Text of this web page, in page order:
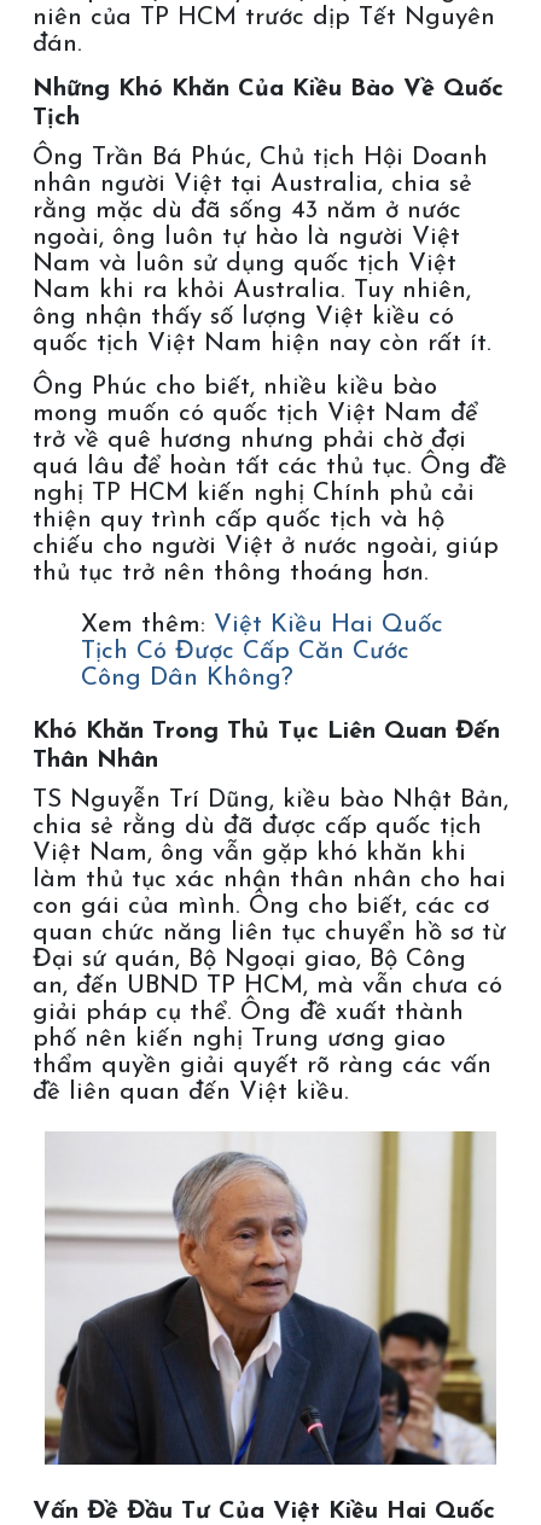
niên của TP HCM trước dịp Tết Nguyên
đán.
Những Khó Khăn Của Kiều Bào Về Quốc
Tịch
Ông Trần Bá Phúc, Chủ tịch Hội Doanh
nhân người Việt tại Australia, chia sẻ
rằng mặc dù đã sống 43 năm ở nước
ngoài, ông luôn tự hào là người Việt
Nam và luôn sử dụng quốc tịch Việt
Nam khi ra khỏi Australia. Tuy nhiên,
ông nhận thấy số lượng Việt kiều có
quốc tịch Việt Nam hiện nay còn rất ít.
Ông Phúc cho biết, nhiều kiều bào
mong muốn có quốc tịch Việt Nam để
trở về quê hương nhưng phải chờ đợi
quá lâu để hoàn tất các thủ tục. Ông đề
nghị TP HCM kiến nghị Chính phủ cải
thiện quy trình cấp quốc tịch và hộ
chiếu cho người Việt ở nước ngoài, giúp
thủ tục trở nên thông thoáng hơn.
Xem thêm: Việt Kiều Hai Quốc
Tịch Có Được Cấp Căn Cước
Công Dân Không?
Khó Khăn Trong Thủ Tục Liên Quan Đến
Thân Nhân
TS Nguyễn Trí Dũng, kiều bào Nhật Bản,
chia sẻ rằng dù đã được cấp quốc tịch
Việt Nam, ông vẫn gặp khó khăn khi
làm thủ tục xác nhận thân nhân cho hai
con gái của mình. Ông cho biết, các cơ
quan chức năng liên tục chuyển hồ sơ từ
Đại sứ quán, Bộ Ngoại giao, Bộ Công
an, đến UBND TP HCM, mà vẫn chưa có
giải pháp cụ thể. Ông đề xuất thành
phố nên kiến nghị Trung ương giao
thẩm quyền giải quyết rõ ràng các vấn
đề liên quan đến Việt kiều.
Vấn Đề Đầu Tư Của Việt Kiều Hai Quốc